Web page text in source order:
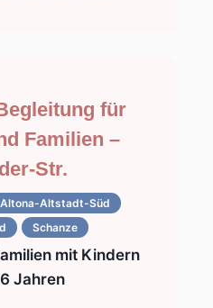
für
Familien –
Str.
Altona-Altstadt-Süd
Schanze
mit Kindern
Jahren